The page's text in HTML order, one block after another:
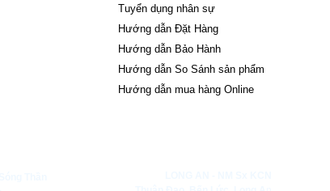
Tuyển dụng nhân sự
Hướng dẫn Đặt Hàng
Hướng dẫn Bảo Hành
Hướng dẫn So Sánh sản phẩm
Hướng dẫn mua hàng Online